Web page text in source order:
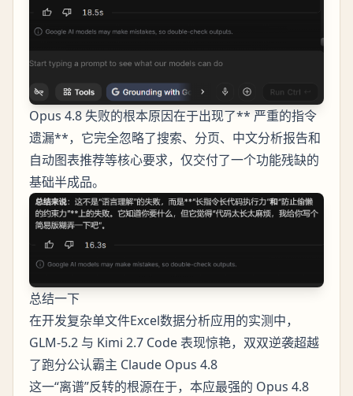
Opus 4.8 失败的根本原因在于出现了** 严重的指令
遗漏**，它完全忽略了搜索、分页、中文分析报告和
自动图表推荐等核心要求，仅交付了一个功能残缺的
基础半成品。
总结一下
在开发复杂单文件Excel数据分析应用的实测中，
GLM-5.2 与 Kimi 2.7 Code 表现惊艳，双双逆袭超越
了跑分公认霸主 Claude Opus 4.8
这一“离谱”反转的根源在于，本应最强的 Opus 4.8